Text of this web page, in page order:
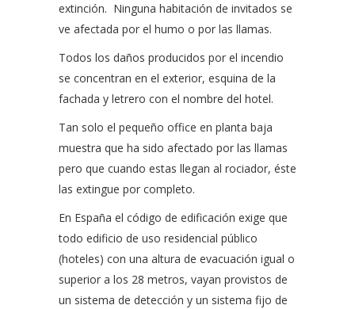
extinción. Ninguna habitación de invitados se
ve afectada por el humo o por las llamas.
Todos los daños producidos por el incendio
se concentran en el exterior, esquina de la
fachada y letrero con el nombre del hotel.
Tan solo el pequeño office en planta baja
muestra que ha sido afectado por las llamas
pero que cuando estas llegan al rociador, éste
las extingue por completo.
En España el código de edificación exige que
todo edificio de uso residencial público
(hoteles) con una altura de evacuación igual o
superior a los 28 metros, vayan provistos de
un sistema de detección y un sistema fijo de